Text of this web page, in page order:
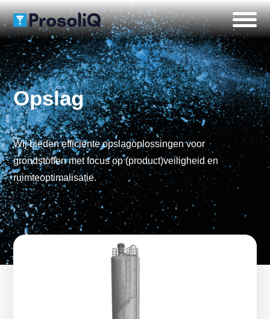
Opslag
Wij bieden efficiënte opslagoplossingen voor
grondstoffen met focus op (product)veiligheid en
ruimteoptimalisatie.